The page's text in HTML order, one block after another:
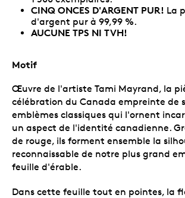
CINQ ONCES D'ARGENT PUR! La
d'argent pur à 99,99 %.
AUCUNE TPS NI TVH!
Motif
Œuvre de l'artiste Tami Mayrand, la
célébration du Canada empreinte de
emblèmes classiques qui l'ornent
un aspect de l'identité canadienne.
de rouge, ils forment ensemble la
reconnaissable de notre plus grand
feuille d'érable.
Dans cette feuille tout en pointes, la